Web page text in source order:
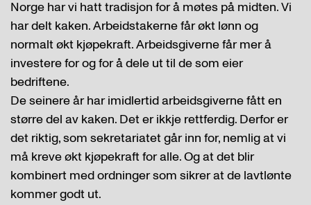
Norge har vi hatt tradisjon for å møtes på midten. Vi
har delt kaken. Arbeidstakerne får økt lønn og
normalt økt kjøpekraft. Arbeidsgiverne får mer å
investere for og for å dele ut til de som eier
bedriftene.
De seinere år har imidlertid arbeidsgiverne fått en
større del av kaken. Det er ikkje rettferdig. Derfor er
det riktig, som sekretariatet går inn for, nemlig at vi
må kreve økt kjøpekraft for alle. Og at det blir
kombinert med ordninger som sikrer at de lavtlønte
kommer godt ut.